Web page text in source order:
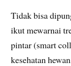
Tidak bisa
ikut mewarnai
pintar (smart
kesehatan